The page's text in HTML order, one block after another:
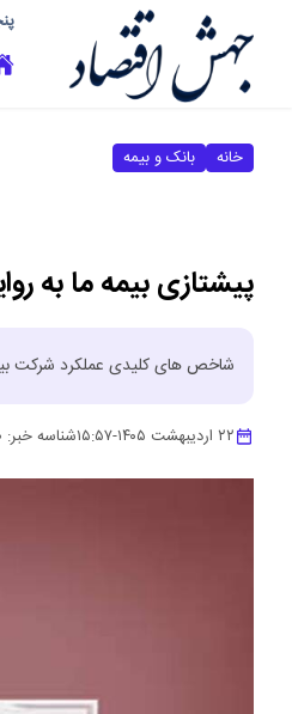
خانه بانک و بیمه
پیشتازی بیمه ما به
شاخص های کلیدی عملکرد شرکت بیمه “ما” طی سال ۱۴۰۴ در مقایسه با متوسط
۲۲ اردیبهشت ۱۴۰۵ -۱۵:۵۷شناسه خبر: